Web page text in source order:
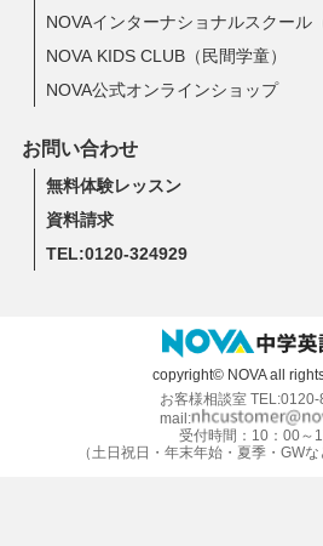
NOVAインターナショナルスクール
NOVA KIDS CLUB（民間学童）
NOVA公式オンラインショップ
お問い合わせ
無料体験レッスン
資料請求
TEL:0120-324929
copyright© NOVA all
お客様相談室
mail:
受付時間：10：00～
（土日祝日・年末年始・夏季・GW